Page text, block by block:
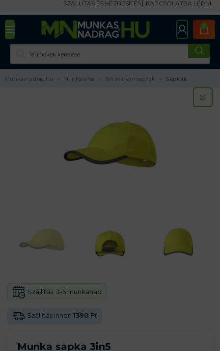
SZÁLLÍTÁS ÉS KÉZBESÍTÉS KAPCSOLATBA LÉPNI
0
Munkasnadrag.hu Munkaruha Téli és nyári sapkák Sapkák
Munka sapka 3in5
Szállítás innen 1390 Ft
Szállítás: 3-5 munkanap